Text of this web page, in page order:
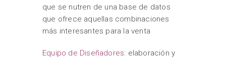
que se nutren de una base de datos
que ofrece aquellas combinaciones
más interesantes para la venta
Equipo de Diseñadores: elaboración y